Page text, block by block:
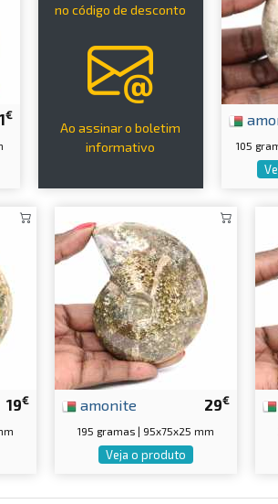
€
no código de desconto
Ao assinar o boletim
informativo
105
19€ 29€
amonite
195 gramas | 95x75x25 mm
Veja o produto